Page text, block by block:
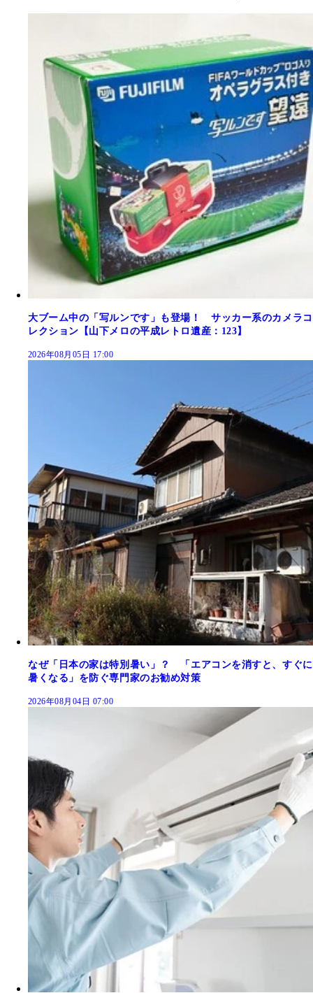
大ブーム中の「写ルンです」も登場！ サッカー系のカメラコ
レクション【山下メロの平成レトロ遺産：123】
2026年08月05日 17:00
なぜ「日本の家は特別暑い」？ 「エアコンを消すと、すぐに
暑くなる」を防ぐ専門家のお勧め対策
2026年08月04日 07:00